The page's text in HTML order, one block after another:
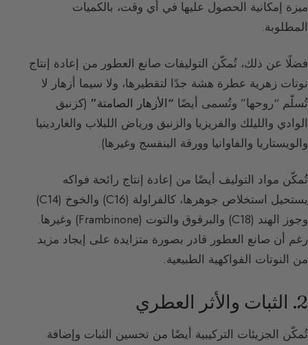
ميزة إمكانية الحصول عليها في أي وقت، بالكميات
المطلوبة.
فضلًا عن ذلك، تُمكّن التوليفات صانع العطور من إعادة إنتاج
نوتات زهرية عطرة هشة جدًا لتقطيرها، ولا سيما أزهار لا
تُسلّم “روحها” وتُسمى أيضًا “الأزهار الصامتة” (كزنبق
الوادي والليلك والفريزيا والزنبق ورياض اللبلاب والغاردينيا
والويستاريا والفاوانيا وورقة البنفسج وغيرها).
تُمكّن مواد التوليف أيضًا من إعادة إنتاج رائحة فواكه
يستحيل استخلاص جوهرها، كالفراولة (C16) والخوخ (C14)
وجوز الهند (C18) والبرقوق والتوت (Frambinone) وغيرها.
رغم أن صانع العطور قادر بصورة متزايدة على إيجاد مزيد
من النوتات الفواكهية الطبيعية.
2. الثبات والأثر العطري
تُمكّن الجزيئات التركيبية أيضًا من تحسين الثبات وإضافة